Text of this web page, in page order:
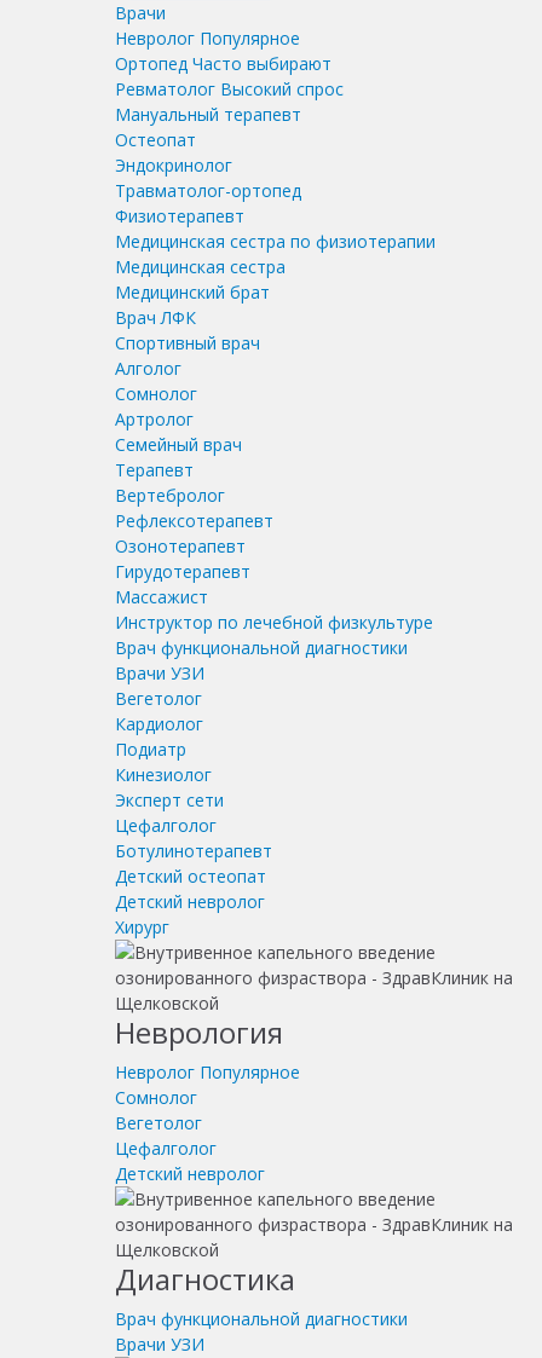
Врачи
Невролог Популярное
Ортопед Часто выбирают
Ревматолог Высокий спрос
Мануальный терапевт
Остеопат
Эндокринолог
Травматолог-ортопед
Физиотерапевт
Медицинская сестра по физиотерапии
Медицинская сестра
Медицинский брат
Врач ЛФК
Спортивный врач
Алголог
Сомнолог
Артролог
Семейный врач
Терапевт
Вертебролог
Рефлексотерапевт
Озонотерапевт
Гирудотерапевт
Массажист
Инструктор по лечебной физкультуре
Врач функциональной диагностики
Врачи УЗИ
Вегетолог
Кардиолог
Подиатр
Кинезиолог
Эксперт сети
Цефалголог
Ботулинотерапевт
Детский остеопат
Детский невролог
Хирург
Неврология
Невролог Популярное
Сомнолог
Вегетолог
Цефалголог
Детский невролог
Диагностика
Врач функциональной диагностики
Врачи УЗИ